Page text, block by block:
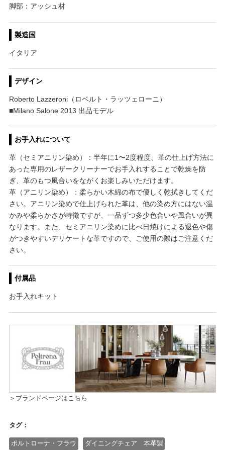
脚部：アッシュ材
製造国
イタリア
デザイン
Roberto Lazzeroni（ロベルト・ラッツェローニ）
■Milano Salone 2013 出品モデル
お手入れについて
革（セミアニリン染め）：半年に1〜2度程度、革の仕上げ方法に
あった専用のレザークリーナーでお手入れすることで乾燥を防
ぎ、革のもつ風合いをながくお楽しみいただけます。
革（アニリン染め）：柔らかい木綿の布で優しく乾拭きしてくだ
さい。アニリン染めで仕上げられた革は、他の染め方にはない温
かみや柔らかさが特徴ですが、一品ずつ多少色合いや風合いが異
なります。また、セミアニリン染めに比べ日焼けによる退色や傷
がつきやすいデリケートな革ですので、ご使用の際はご注意くだ
さい。
付属品
お手入れキット
＞ブランドページはこちら
タグ：
ポルトローナ・フラウ ダイニングチェア 本革製